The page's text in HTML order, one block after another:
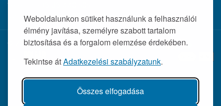
Weboldalunkon sütiket használunk a felhasználói
élmény javítása, személyre szabott tartalom
biztosítása és a forgalom elemzése érdekében.
Tekintse átAdatkezelési szabályzatunk.
Összes elfogadása
Telefon:
Nyitvatartás:H-P 8:00 - 17:00
© 2026 Wolf Orvosi Műszer Kft. |